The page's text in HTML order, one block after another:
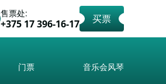
售票处:
+375 17 396-16-17 买票
门票 音乐会风琴